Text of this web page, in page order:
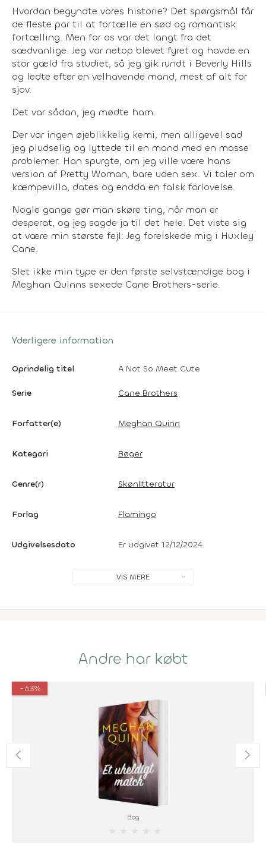
Hvordan begyndte vores historie? Det spørgsmål får
de fleste par til at fortælle en sød og romantisk
fortælling. Men for os var det langt fra det
sædvanlige. Jeg var netop blevet fyret og havde en
stor gæld fra studiet, så jeg gik rundt i Beverly Hills
og ledte efter en velhavende mand, mest af alt for
sjov.
Det var sådan, jeg mødte ham.
Der var ingen øjeblikkelig kemi, men alligevel sad
jeg pludselig og lyttede til en mand med en masse
problemer. Han spurgte, om jeg ville være hans
version af Pretty Woman, bare uden sex. Vi taler om
kæmpevilla, dates og endda en falsk forlovelse.
Nogle gange gør man skøre ting, når man er
desperat, og jeg sagde ja til det hele. Det viste sig
at være min største fejl: Jeg forelskede mig i Huxley
Cane.
Slet ikke min type er den første selvstændige bog i
Meghan Quinns sexede Cane Brothers-serie.
Yderligere information
Oprindelig titel A Not So Meet Cute
Serie Cane Brothers
Forfatter(e) Meghan Quinn
Kategori Bøger
Genre(r) Skønlitteratur
Forlag Flamingo
Udgivelsesdato Er udgivet 12/12/2024
VIS MERE
Andre har købt
-63%
Bog